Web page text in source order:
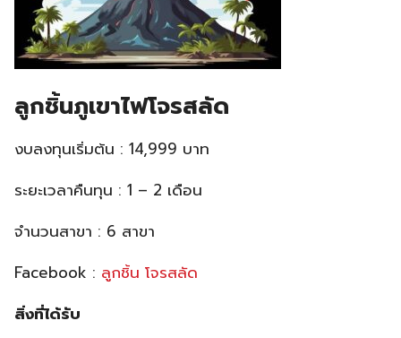
ลูกชิ้นภูเขาไฟโจรสลัด
งบลงทุนเริ่มต้น : 14,999 บาท
ระยะเวลาคืนทุน : 1 – 2 เดือน
จำนวนสาขา : 6 สาขา
Facebook : ลูกชิ้น โจรสลัด
สิ่งที่ได้รับ